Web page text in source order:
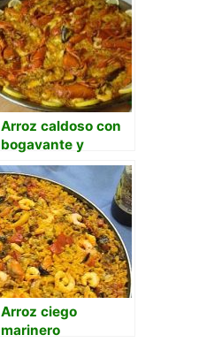
Arroz caldoso con
bogavante y
marisco variado
Arroz ciego
marinero